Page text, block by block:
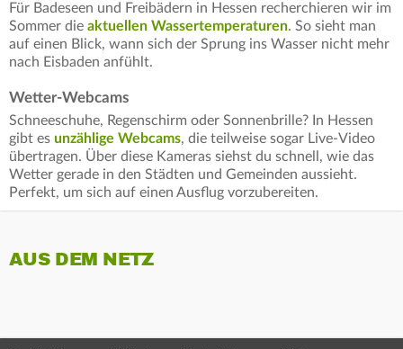
Für Badeseen und Freibädern in Hessen recherchieren wir im
Sommer die aktuellen Wassertemperaturen. So sieht man
auf einen Blick, wann sich der Sprung ins Wasser nicht mehr
nach Eisbaden anfühlt.
Wetter-Webcams
Schneeschuhe, Regenschirm oder Sonnenbrille? In Hessen
gibt es unzählige Webcams, die teilweise sogar Live-Video
übertragen. Über diese Kameras siehst du schnell, wie das
Wetter gerade in den Städten und Gemeinden aussieht.
Perfekt, um sich auf einen Ausflug vorzubereiten.
AUS DEM NETZ